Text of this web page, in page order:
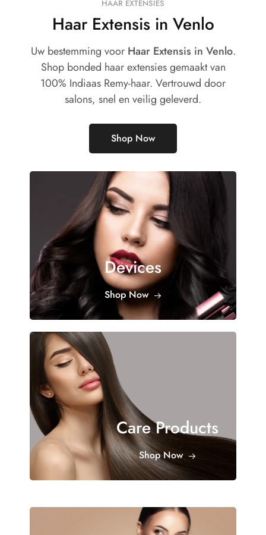
HAAR EXTENSIES
Haar Extensis in Venlo
Uw bestemming voorHaar Extensis in Venlo.
Shop bonded haar extensies gemaakt van
100% Indiaas Remy-haar. Vertrouwd door
salons, snel en veilig geleverd.
Shop Now
Devices
Shop Now
Care Products
Shop Now